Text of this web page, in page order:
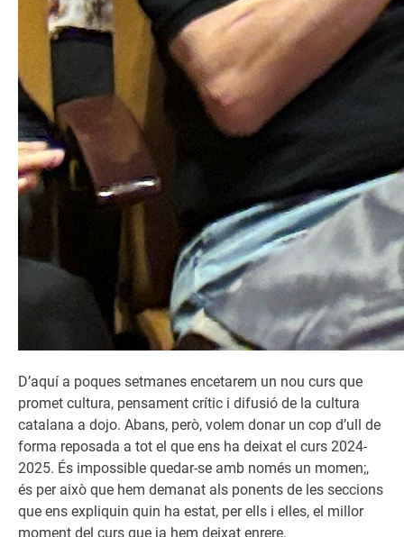
D’aquí a poques setmanes encetarem un nou curs que
promet cultura, pensament crític i difusió de la cultura
catalana a dojo. Abans, però, volem donar un cop d’ull de
forma reposada a tot el que ens ha deixat el curs 2024-
2025. És impossible quedar-se amb només un momen;,
és per això que hem demanat als ponents de les seccions
que ens expliquin quin ha estat, per ells i elles, el millor
moment del curs que ja hem deixat enrere.